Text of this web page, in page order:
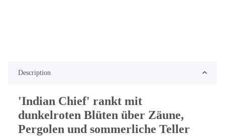
Description
'Indian Chief' rankt mit
dunkelroten Blüten über Zäune,
Pergolen und sommerliche Teller